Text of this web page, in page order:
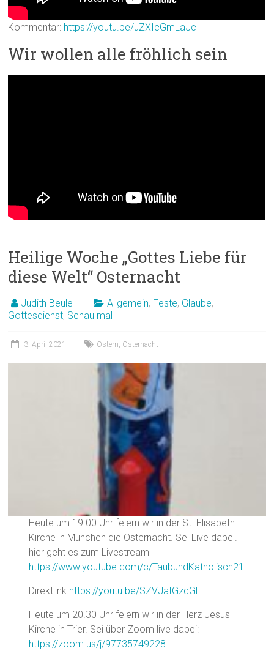
Kommentar: https://youtu.be/uZXIcGmLaJc
Wir wollen alle fröhlich sein
Heilige Woche „Gottes Liebe für
diese Welt“ Osternacht
Judith Beule Allgemein, Feste, Glaube,
Gottesdienst, Schau mal
3. April 2021 Ostern Osternacht
Heute um 19.00 Uhr feiern wir in der St. Elisabeth
Kirche in München die Osternacht. Sei Live dabei.
hier geht es zum Livestream
https://www.youtube.com/c/TaubundKatholisch21
Direktlink https://youtu.be/SZVJatGzqGE
Heute um 20.30 Uhr feiern wir in der Herz Jesus
Kirche in Trier. Sei über Zoom live dabei:
https://zoom.us/j/97735749228